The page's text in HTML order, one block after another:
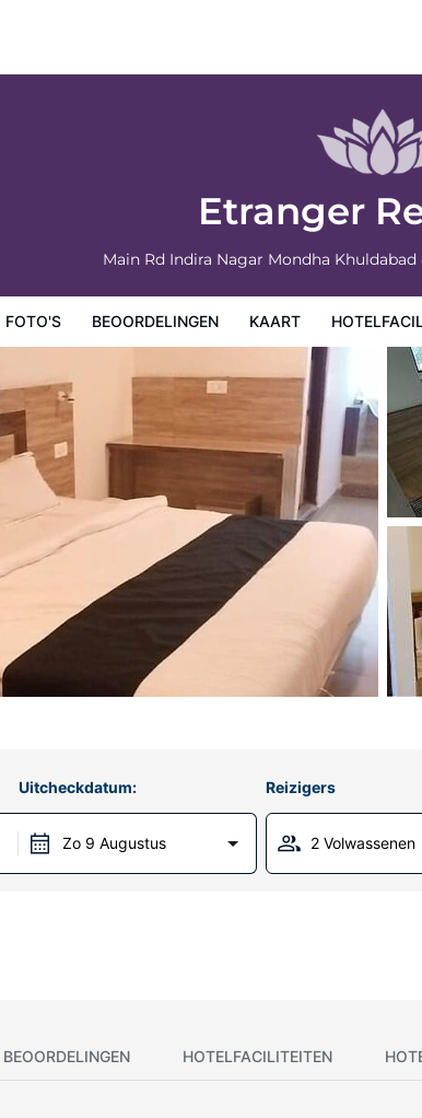
Etranger
Main Rd Indira Nagar Mondha Khuldabad
FOTO'S BEOORDELINGEN KAART
Uitcheckdatum:
Zo 9 Augustus
Reizigers
2 Volwassenen
BEOORDELINGEN HOTELFACILITEITEN